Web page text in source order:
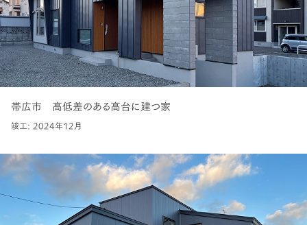
帯広市 高低差のある高台に建つ家
竣工: 2024年12月